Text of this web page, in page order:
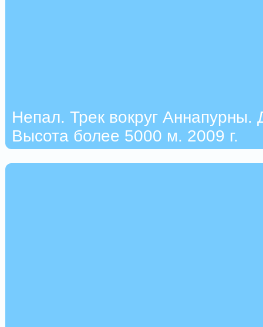
Непал. Трек вокруг Аннапурны.
Высота более 5000 м. 2009 г.